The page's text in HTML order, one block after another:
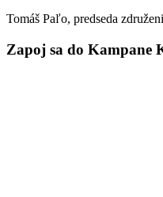
Tomáš Paľo, predseda
Zapoj sa do Kampane